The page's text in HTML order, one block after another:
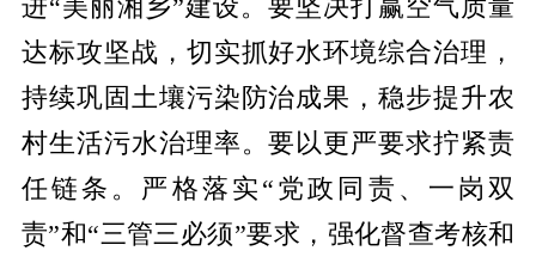
进“美丽湘乡”建设。要坚决打赢空气质量
达标攻坚战，切实抓好水环境综合治理，
持续巩固土壤污染防治成果，稳步提升农
村生活污水治理率。要以更严要求拧紧责
任链条。严格落实“党政同责、一岗双
责”和“三管三必须”要求，强化督查考核和